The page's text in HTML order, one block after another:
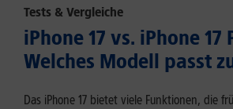
Tests & Vergleiche
iPhone 17 vs. iPhone 17
Welches Modell passt
Das iPhone 17 bietet viele Funktionen, die